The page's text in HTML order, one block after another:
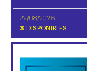
22/08/2026
3 DISPONIBLES